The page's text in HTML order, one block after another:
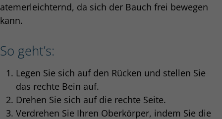
atemerleichternd, da sich der Bauch frei bewegen
kann.
So geht’s:
Legen Sie sich auf den Rücken und stellen Sie
das rechte Bein auf.
Drehen Sie sich auf die rechte Seite.
Verdrehen Sie Ihren Oberkörper, indem Sie die